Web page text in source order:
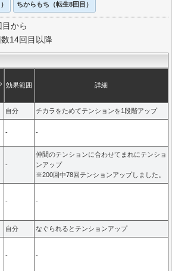
ちからもち（転生8回目）
から
14回目以降
効果範囲 詳細
自分 チカラをためてテンションを1段階アップ
- -
-
仲間のテンションに合わせてまれにテンショ
ンアップ
※200回中78回テンションアップしました。
- -
自分 なぐられるとテンションアップ
- -